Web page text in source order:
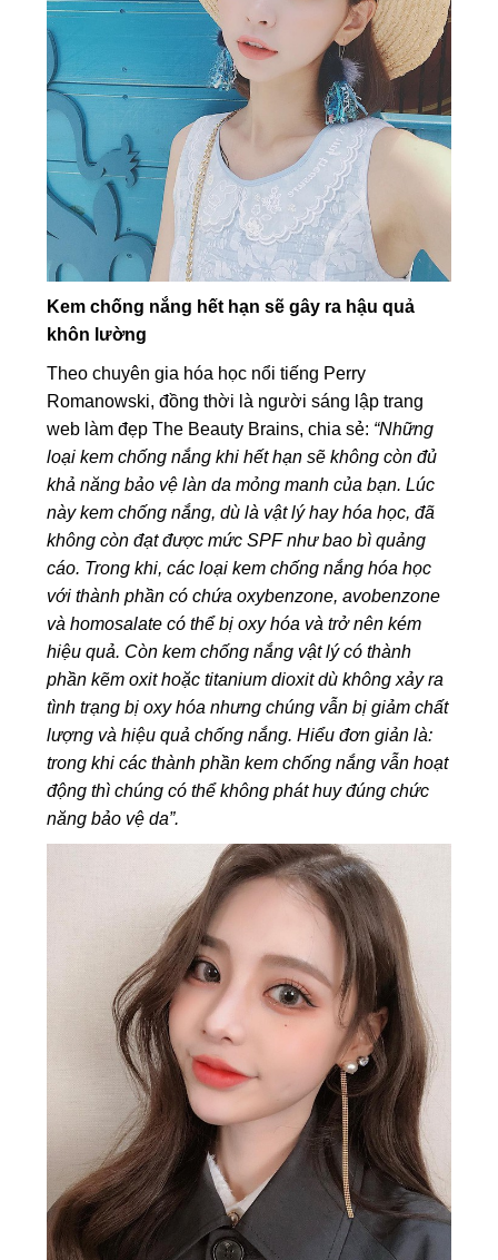
Kem chống nắng hết hạn sẽ gây ra hậu quả
khôn lường
Theo chuyên gia hóa học nổi tiếng Perry
Romanowski, đồng thời là người sáng lập trang
web làm đẹp The Beauty Brains, chia sẻ: “Những
loại kem chống nắng khi hết hạn sẽ không còn đủ
khả năng bảo vệ làn da mỏng manh của bạn. Lúc
này kem chống nắng, dù là vật lý hay hóa học, đã
không còn đạt được mức SPF như bao bì quảng
cáo. Trong khi, các loại kem chống nắng hóa học
với thành phần có chứa oxybenzone, avobenzone
và homosalate có thể bị oxy hóa và trở nên kém
hiệu quả. Còn kem chống nắng vật lý có thành
phần kẽm oxit hoặc titanium dioxit dù không xảy ra
tình trạng bị oxy hóa nhưng chúng vẫn bị giảm chất
lượng và hiệu quả chống nắng. Hiểu đơn giản là:
trong khi các thành phần kem chống nắng vẫn hoạt
động thì chúng có thể không phát huy đúng chức
năng bảo vệ da”.